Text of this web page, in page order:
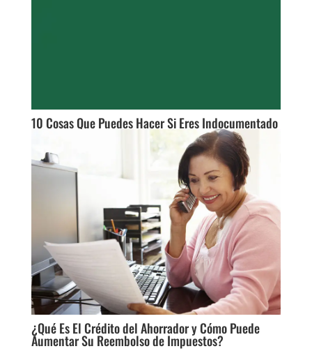
10 Cosas Que Puedes Hacer Si Eres Indocumentado
¿Qué Es El Crédito del Ahorrador y Cómo Puede
Aumentar Su Reembolso de Impuestos?